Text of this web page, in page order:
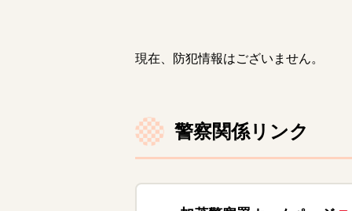
現在、防犯情報はございません。
警察関係リンク